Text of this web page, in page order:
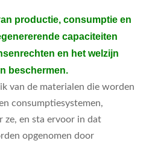
productie, consumptie en
capaciteiten
en het welzijn
beschermen.
van de materialen die worden
consumptiesystemen,
ze, en sta ervoor in dat
opgenomen door